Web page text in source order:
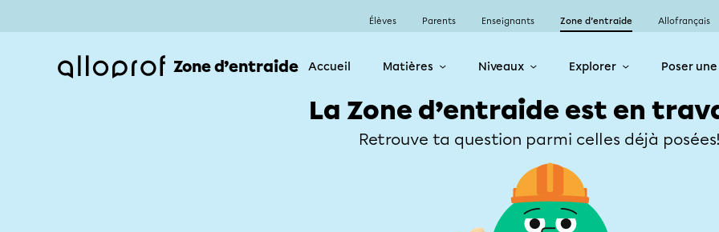
Élèves Parents Enseignants Zone d’entraide Allofrançais
Zone d’entraide Accueil Matières Niveaux Explorer Poser
La Zone d’entraide est en
Retrouve ta question parmi celles déjà posées!